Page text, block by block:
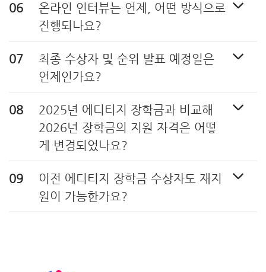
온라인 인터뷰는 언제, 어떤 방식으로
진행되나요?
최종 수상자 및 순위 발표 예정일은
언제인가요?
2025년 에디티지 장학금과 비교해
2026년 장학금의 지원 자격은 어떻
게 변경되었나요? ​
이전 에디티지 장학금 수상자도 재지
원이 가능한가요?